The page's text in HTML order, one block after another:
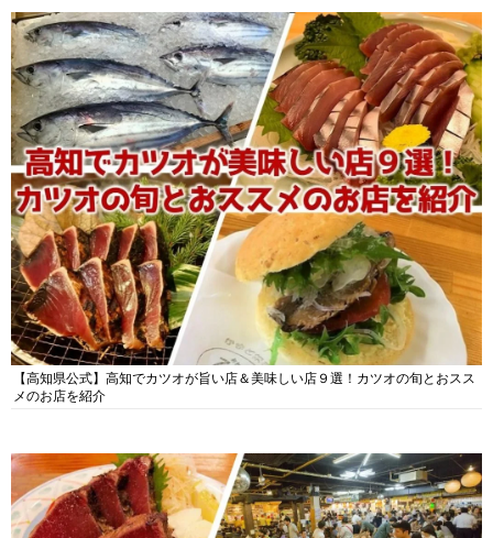
【高知県公式】高知でカツオが旨い店＆美味しい店９選！カツオの旬とおスス
メのお店を紹介